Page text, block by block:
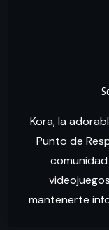
Kora, la
Punto de
mantenerte